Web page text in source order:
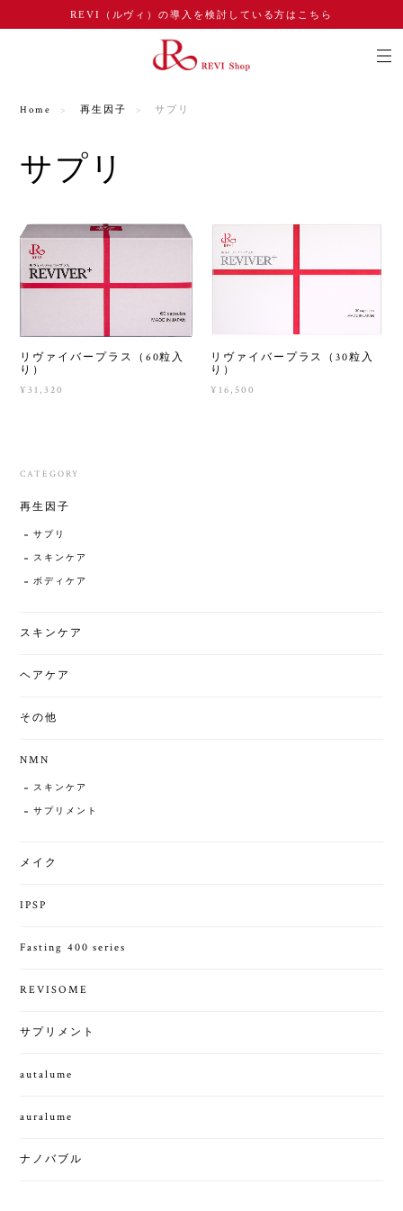
REVI（ルヴィ）の導入を検討している方はこちら
Home 再生因子 サプリ
サプリ
リヴァイバープラス（60粒入
り）
¥31,320
リヴァイバープラス（30粒入
り）
¥16,500
CATEGORY
再生因子
サプリ
スキンケア
ボディケア
スキンケア
ヘアケア
その他
NMN
スキンケア
サプリメント
メイク
IPSP
Fasting 400 series
REVISOME
サプリメント
autalume
auralume
ナノバブル